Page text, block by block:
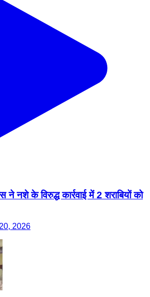
नशे के विरुद्ध कार्रवाई में 2 शराबियों को
2026